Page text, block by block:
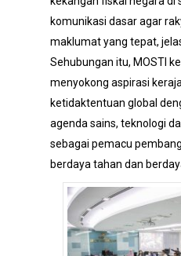
komunikasi dasar agar
maklumat yang tepat,
Sehubungan itu, MOSTI
menyokong aspirasi
ketidaktentuan global
agenda sains, teknologi
sebagai pemacu
berdaya tahan dan